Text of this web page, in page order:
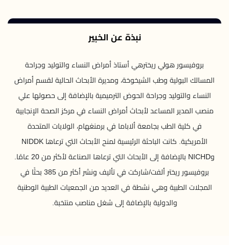
نبذة عن الخبير
بروفيسور هولي ريخترهي أستاذ أمراض النساء والتوليد وجراحة
المسالك البولية وطب الشيخوخة، ومديرة الأبحاث الحالية لقسم أمراض
النساء والتوليد وجراحة الحوض الترميمية بالإضافة إلى حصولها علي
منصب المدير المساعد لأبحاث أمراض النساء في مركز الصحة الإنجابية
في كلية الطب بجامعة ألاباما في برمنغهام، الولايات المتحدة
الأمريكية. كانت الباحثة الرئيسية لمنح الأبحاث التي ترعاها NIDDK
وNICHD بالإضافة إلى الأبحاث التي ترعاها الصناعة لأكثر من 20 عامًا.
بروفيسور ريختر ألفت/شاركت في تأليف ونشر أكثر من 385 بحثًا في
المجلات الطبية وهي نشطة في العديد من الجمعيات الطبية الوطنية
والدولية بالإضافة إلى شغل مناصب منتخبة.